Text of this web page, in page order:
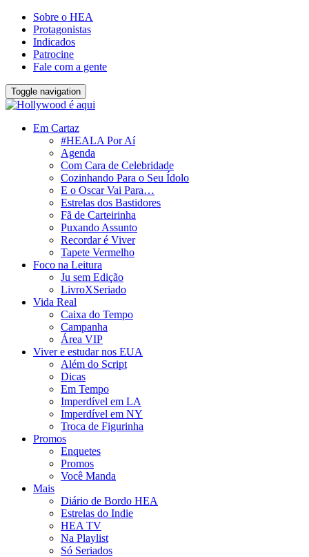
Sobre o HEA
Protagonistas
Indicados
Patrocine
Fale com a gente
Toggle navigation
Em Cartaz
#HEALA Por Aí
Agenda
Com Cara de Celebridade
Cozinhando Para o Seu Ídolo
E o Oscar Vai Para…
Estrelas dos Bastidores
Fã de Carteirinha
Puxando Assunto
Recordar é Viver
Tapete Vermelho
Foco na Leitura
Ju sem Edição
LivroXSeriado
Vida Real
Caixa do Tempo
Campanha
Área VIP
Viver e estudar nos EUA
Além do Script
Dicas
Em Tempo
Imperdível em LA
Imperdível em NY
Troca de Figurinha
Promos
Enquetes
Promos
Você Manda
Mais
Diário de Bordo HEA
Estrelas do Indie
HEA TV
Na Playlist
Só Seriados